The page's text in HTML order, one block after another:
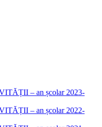
– an școlar 2023-
– an școlar 2022-